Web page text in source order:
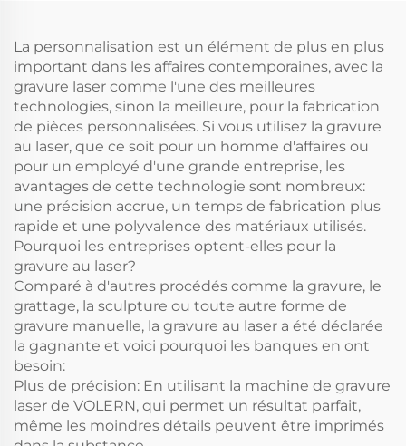
La personnalisation est un élément de plus en plus
important dans les affaires contemporaines, avec la
gravure laser comme l'une des meilleures
technologies, sinon la meilleure, pour la fabrication
de pièces personnalisées. Si vous utilisez la gravure
au laser, que ce soit pour un homme d'affaires ou
pour un employé d'une grande entreprise, les
avantages de cette technologie sont nombreux:
une précision accrue, un temps de fabrication plus
rapide et une polyvalence des matériaux utilisés.
Pourquoi les entreprises optent-elles pour la
gravure au laser?
Comparé à d'autres procédés comme la gravure, le
grattage, la sculpture ou toute autre forme de
gravure manuelle, la gravure au laser a été déclarée
la gagnante et voici pourquoi les banques en ont
besoin:
Plus de précision: En utilisant la machine de gravure
laser de VOLERN, qui permet un résultat parfait,
même les moindres détails peuvent être imprimés